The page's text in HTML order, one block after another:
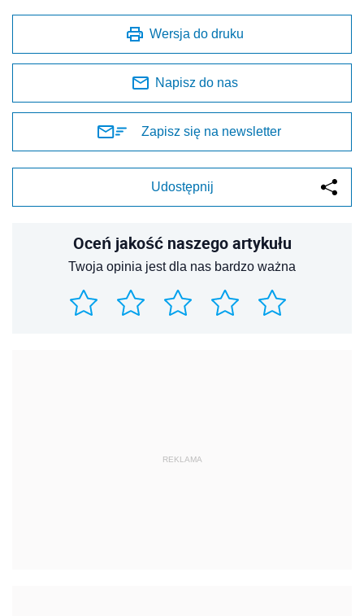
Wersja do druku
Napisz do nas
Zapisz się na newsletter
Udostępnij
Oceń jakość naszego artykułu
Twoja opinia jest dla nas bardzo ważna
REKLAMA